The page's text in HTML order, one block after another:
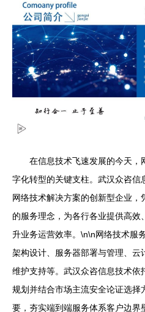
在信息技术飞速发展的今天，
字化转型的关键支柱。武汉众咨
网络技术解决方案的创新型企业
的服务理念，为各行各业提供高
升业务运营效率。\n\n网络技术服
架构设计、服务器部署与管理、
维护支持等。武汉众咨信息技术依
规划并结合市场主流安全论证选
要，夯实端到端服务体系客户边界